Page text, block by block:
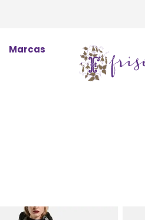
Marcas